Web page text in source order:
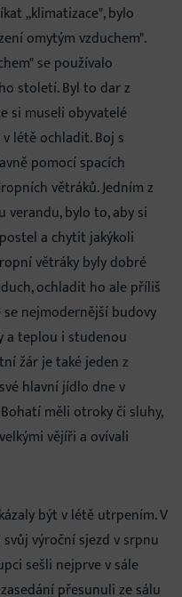
„klimatizace", bylo
omytým vzduchem".
se používalo
století. Byl to dar z
si museli obyvatelé
létě ochladit. Boj s
pomocí spacích
větráků. Jedním z
bylo to, aby si
a chytit jakýkoli
větráky byly dobré
ochladit ho ale příliš
se nejmodernější budovy
a teplou i studenou
žár je také jeden z
hlavní jídlo dne v
měli otroky či sluhy,
vějíři a ovívali
být v létě utrpením. V
výroční sjezd v srpnu
sešli nejprve v sále
přesunuli ze sálu